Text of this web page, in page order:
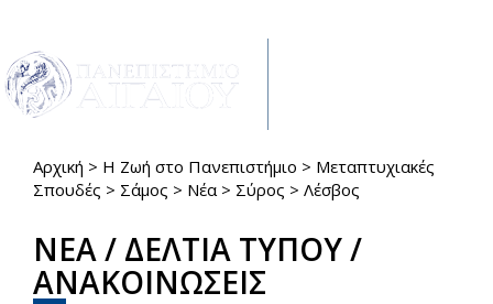
Παράκαμψη προς το κυρίως περιεχόμενο
Είστε εδώ
Αρχική > Η Ζωή στο Πανεπιστήμιο > Μεταπτυχιακές
Σπουδές > Σάμος > Νέα > Σύρος > Λέσβος
ΝΕΑ / ΔΕΛΤΙΑ ΤΥΠΟΥ /
ΑΝΑΚΟΙΝΩΣΕΙΣ